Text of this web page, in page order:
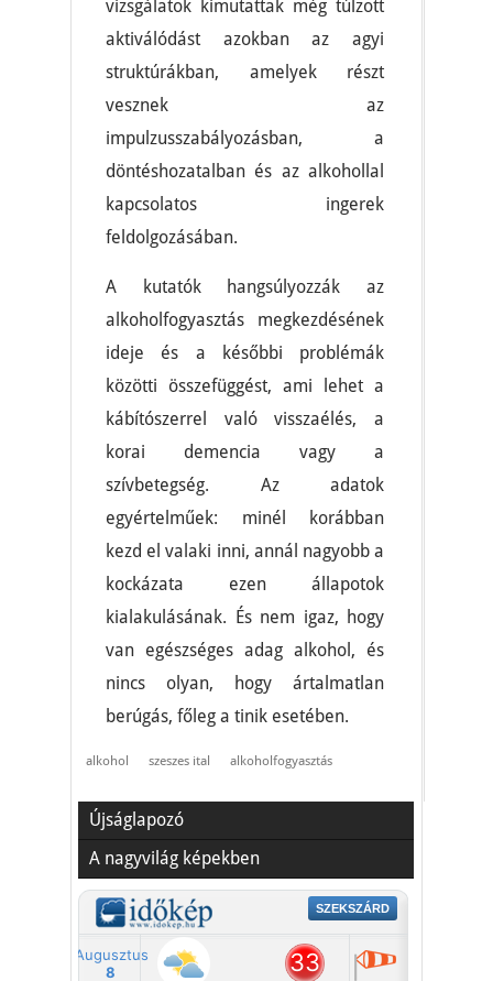
vizsgálatok kimutattak még túlzott
aktiválódást azokban az agyi
struktúrákban, amelyek részt
vesznek az
impulzusszabályozásban, a
döntéshozatalban és az alkohollal
kapcsolatos ingerek
feldolgozásában.
A kutatók hangsúlyozzák az
alkoholfogyasztás megkezdésének
ideje és a későbbi problémák
közötti összefüggést, ami lehet a
kábítószerrel való visszaélés, a
korai demencia vagy a
szívbetegség. Az adatok
egyértelműek: minél korábban
kezd el valaki inni, annál nagyobb a
kockázata ezen állapotok
kialakulásának. És nem igaz, hogy
van egészséges adag alkohol, és
nincs olyan, hogy ártalmatlan
berúgás, főleg a tinik esetében.
alkohol szeszes ital alkoholfogyasztás
Újságlapozó
A nagyvilág képekben